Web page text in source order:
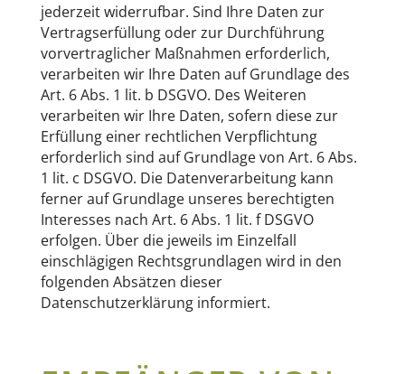
jederzeit widerrufbar. Sind Ihre Daten zur
Vertragserfüllung oder zur Durchführung
vorvertraglicher Maßnahmen erforderlich,
verarbeiten wir Ihre Daten auf Grundlage des
Art. 6 Abs. 1 lit. b DSGVO. Des Weiteren
verarbeiten wir Ihre Daten, sofern diese zur
Erfüllung einer rechtlichen Verpflichtung
erforderlich sind auf Grundlage von Art. 6 Abs.
1 lit. c DSGVO. Die Datenverarbeitung kann
ferner auf Grundlage unseres berechtigten
Interesses nach Art. 6 Abs. 1 lit. f DSGVO
erfolgen. Über die jeweils im Einzelfall
einschlägigen Rechtsgrundlagen wird in den
folgenden Absätzen dieser
Datenschutzerklärung informiert.